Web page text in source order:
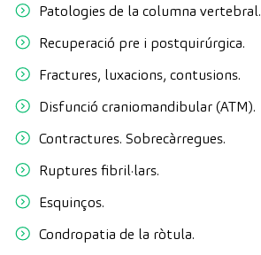
Patologies de la columna vertebral.
Recuperació pre i postquirúrgica.
Fractures, luxacions, contusions.
Disfunció craniomandibular (ATM).
Contractures. Sobrecàrregues.
Ruptures fibril·lars.
Esquinços.
Condropatia de la ròtula.